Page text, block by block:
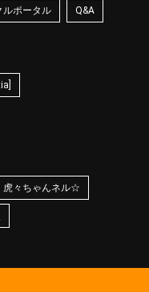
ルポータル Q&A
虎々ちゃんネル☆